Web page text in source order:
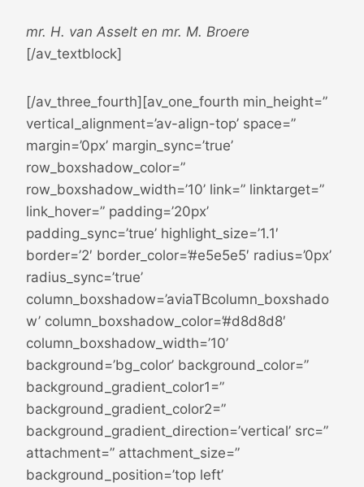
mr. H. van Asselt en mr. M. Broere
[/av_textblock]
[/av_three_fourth][av_one_fourth min_height=”
vertical_alignment=’av-align-top’ space=”
margin=’0px’ margin_sync=’true’
row_boxshadow_color=”
row_boxshadow_width=’10’ link=” linktarget=”
link_hover=” padding=’20px’
padding_sync=’true’ highlight_size=’1.1′
border=’2′ border_color=’#e5e5e5′ radius=’0px’
radius_sync=’true’
column_boxshadow=’aviaTBcolumn_boxshado
w’ column_boxshadow_color=’#d8d8d8′
column_boxshadow_width=’10’
background=’bg_color’ background_color=”
background_gradient_color1=”
background_gradient_color2=”
background_gradient_direction=’vertical’ src=”
attachment=” attachment_size=”
background_position=’top left’